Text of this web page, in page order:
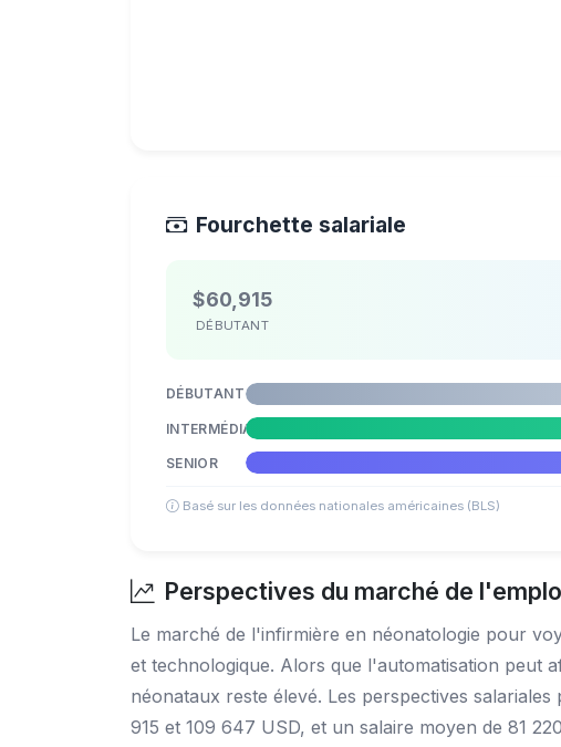
Fourchette salariale
$60,915
DÉBUTANT
DÉBUTANT
INTERMÉDIAIRE
SENIOR
Basé sur les données nationales américaines (BLS)
Perspectives du marché de
Le marché de l'infirmière en néonatologie pour
et technologique. Alors que l'automatisation peut
néonataux reste élevé. Les perspectives
915 et 109 647 USD, et un salaire moyen de 81